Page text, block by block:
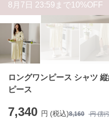
8 月 7 日 23:59まで10%OFF
ロングワンピース シャツ
ピース
7,340 円 (税込)8,160 円 (割